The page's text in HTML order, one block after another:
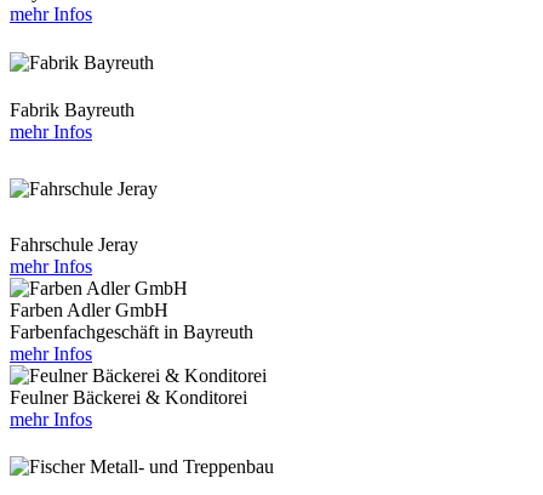
mehr Infos
Fabrik Bayreuth
mehr Infos
Fahrschule Jeray
mehr Infos
Farben Adler GmbH
Farbenfachgeschäft in Bayreuth
mehr Infos
Feulner Bäckerei & Konditorei
mehr Infos